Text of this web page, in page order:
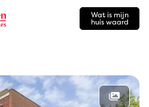
Wat is mijn
huis waard